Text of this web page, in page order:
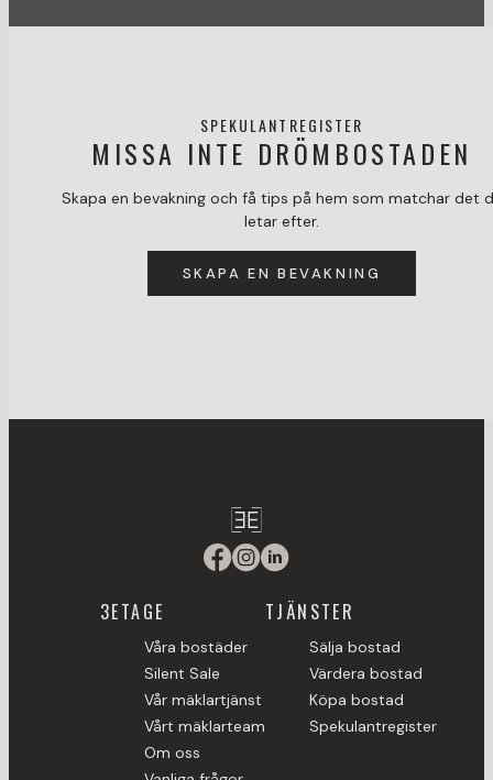
SPEKULANTREGISTER
MISSA INTE DRÖMBOSTADEN
Skapa en bevakning och få tips på hem som matchar det
letar efter.
SKAPA EN BEVAKNING
3ETAGE
Våra bostäder
Silent Sale
Vår mäklartjänst
Vårt mäklarteam
Om oss
TJÄNSTER
Sälja bostad
Värdera bostad
Köpa bostad
Spekulantregister